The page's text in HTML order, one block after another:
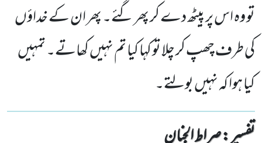
تو وہ اس پر پیٹھ دے کر پھر گئے۔ پھر ان کے خداؤں
کی طرف چھپ کر چلا تو کہا کیا تم نہیں کھاتے۔ تمہیں
کیا ہوا کہ نہیں بولتے۔
تفسیر : ‎صراط الجنان